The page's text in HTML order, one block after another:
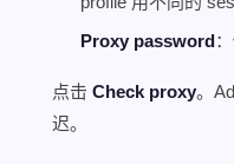
Proxy password
点击 Check proxy。
迟。